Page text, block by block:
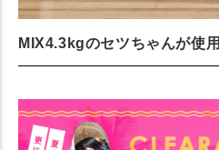
MIX4.3kgのセツちゃんが使用